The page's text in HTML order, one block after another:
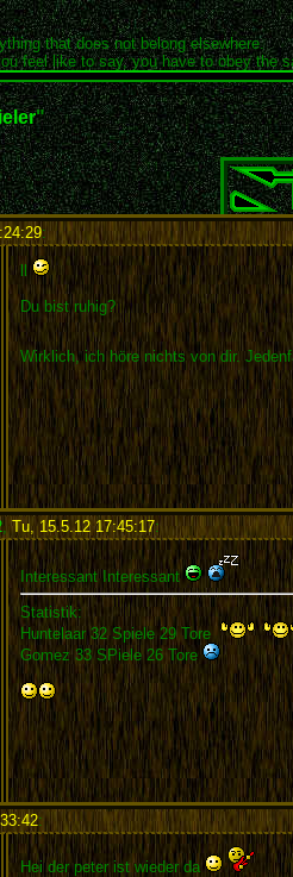
that does not belong elsewhere.
feel like to say, you have to obey the
"
:
ll
Du bist ruhig?
Wirklich, ich höre nichts von dir.
, Tu, 15.5.12 17:45:17:
Interessant Interessant
Statistik:
Huntelaar 32 Spiele 29 Tore
Gomez 33 SPiele 26 Tore
:
Hei der peter ist wieder da